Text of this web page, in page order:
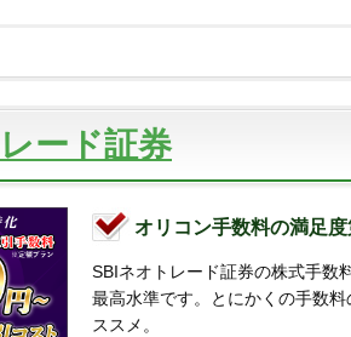
ード証券
オリコン手数料の満足
SBIネオトレード証券の株式手数
最高水準です。とにかくの手数
ススメ。